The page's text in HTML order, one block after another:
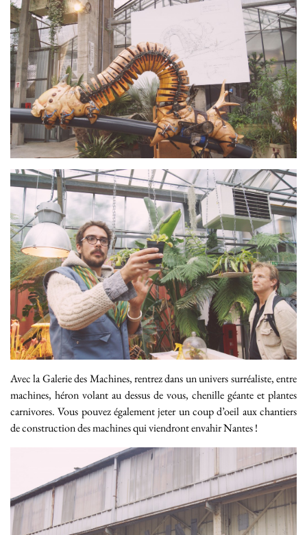
Avec la Galerie des Machines, rentrez dans un univers surréaliste, entre
machines, héron volant au dessus de vous, chenille géante et plantes
carnivores. Vous pouvez également jeter un coup d’oeil aux chantiers
de construction des machines qui viendront envahir Nantes !